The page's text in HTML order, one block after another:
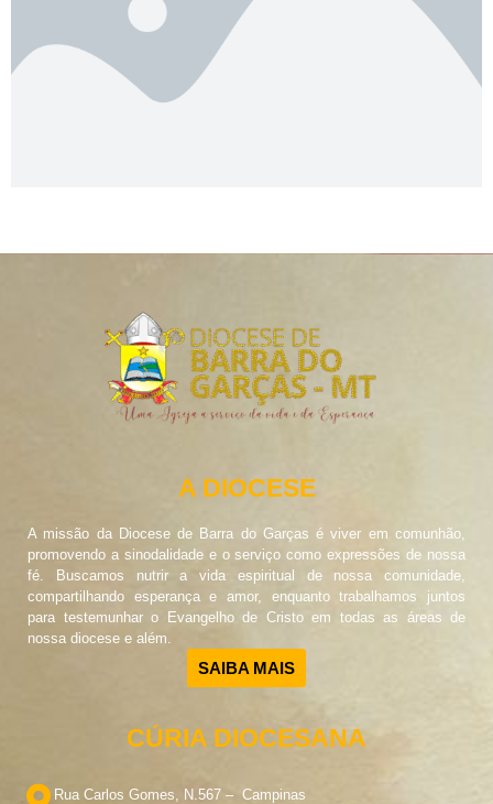
A DIOCESE
A missão da Diocese de Barra do Garças é viver em comunhão,
promovendo a sinodalidade e o serviço como expressões de nossa
fé. Buscamos nutrir a vida espiritual de nossa comunidade,
compartilhando esperança e amor, enquanto trabalhamos juntos
para testemunhar o Evangelho de Cristo em todas as áreas de
nossa diocese e além.
SAIBA MAIS
CÚRIA DIOCESANA
Rua Carlos Gomes, N.567 – Campinas